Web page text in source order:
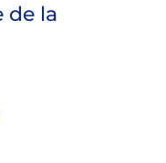
de la